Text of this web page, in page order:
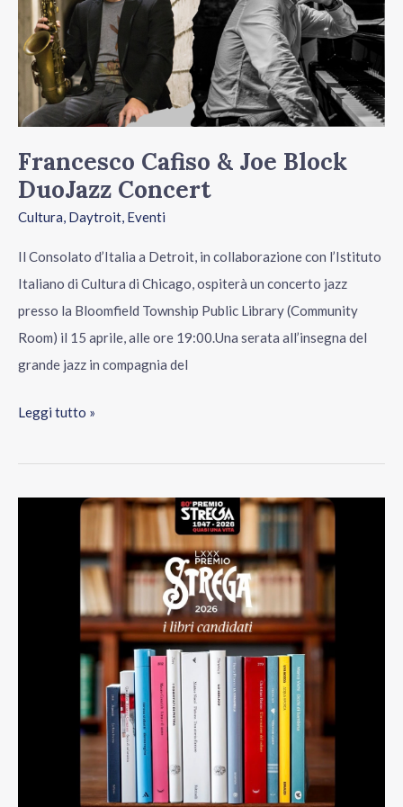
Francesco Cafiso & Joe Block
DuoJazz Concert
Cultura, Daytroit, Eventi
Il Consolato d’Italia a Detroit, in collaborazione con l’Istituto
Italiano di Cultura di Chicago, ospiterà un concerto jazz
presso la Bloomfield Township Public Library (Community
Room) il 15 aprile, alle ore 19:00.Una serata all’insegna del
grande jazz in compagnia del
Joe
Block
DuoJazz
Concert
Leggi tutto »
anniversario
partecipazione